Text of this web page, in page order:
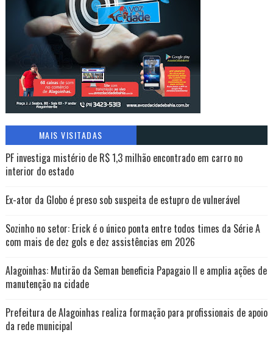
MAIS VISITADAS
PF investiga mistério de R$ 1,3 milhão encontrado em carro no
interior do estado
Ex-ator da Globo é preso sob suspeita de estupro de vulnerável
Sozinho no setor: Erick é o único ponta entre todos times da Série A
com mais de dez gols e dez assistências em 2026
Alagoinhas: Mutirão da Seman beneficia Papagaio II e amplia ações de
manutenção na cidade
Prefeitura de Alagoinhas realiza formação para profissionais de apoio
da rede municipal